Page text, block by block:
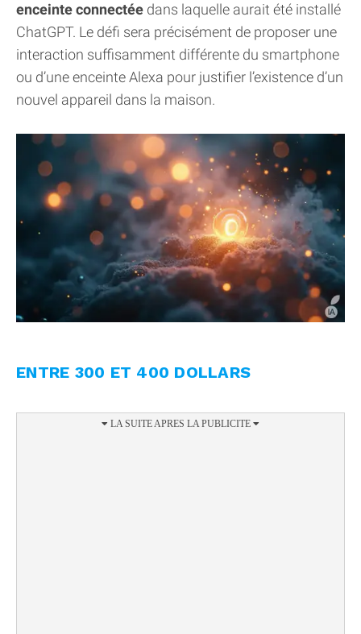
enceinte connectée dans laquelle aurait été installé
ChatGPT. Le défi sera précisément de proposer une
interaction suffisamment différente du smartphone
ou d’une enceinte Alexa pour justifier l’existence d’un
nouvel appareil dans la maison.
ENTRE 300 ET 400 DOLLARS